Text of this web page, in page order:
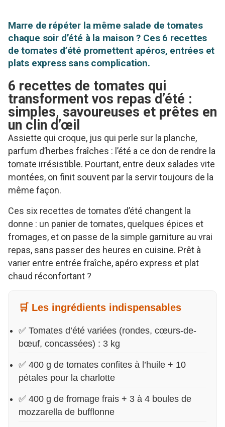
Marre de répéter la même salade de tomates
chaque soir d’été à la maison ? Ces 6 recettes
de tomates d’été promettent apéros, entrées et
plats express sans complication.
6 recettes de tomates qui
transforment vos repas d’été :
simples, savoureuses et prêtes en
un clin d’œil
Assiette qui croque, jus qui perle sur la planche,
parfum d’herbes fraîches : l’été a ce don de rendre la
tomate irrésistible. Pourtant, entre deux salades vite
montées, on finit souvent par la servir toujours de la
même façon.
Ces six recettes de tomates d’été changent la
donne : un panier de tomates, quelques épices et
fromages, et on passe de la simple garniture au vrai
repas, sans passer des heures en cuisine. Prêt à
varier entre entrée fraîche, apéro express et plat
chaud réconfortant ?
🛒 Les ingrédients indispensables
✅ Tomates d’été variées (rondes, cœurs-de-
bœuf, concassées) : 3 kg
✅ 400 g de tomates confites à l’huile + 10
pétales pour la charlotte
✅ 400 g de fromage frais + 3 à 4 boules de
mozzarella de bufflonne